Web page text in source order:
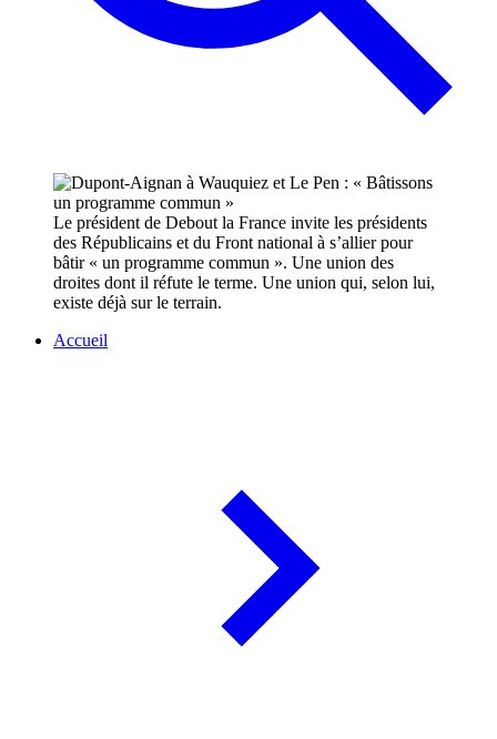
Le président de Debout la France invite les présidents
des Républicains et du Front national à s’allier pour
bâtir « un programme commun ». Une union des
droites dont il réfute le terme. Une union qui, selon lui,
existe déjà sur le terrain.
Accueil